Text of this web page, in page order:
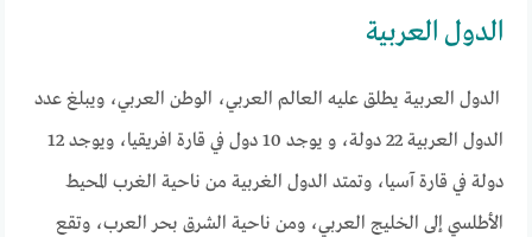
الدول العربية
الدول العربية يطلق عليه العالم العربي، الوطن العربي، ويبلغ عدد
الدول العربية 22 دولة، و يوجد 10 دول في قارة افريقيا، ويوجد 12
دولة في قارة آسيا، وتمتد الدول الغربية من ناحية الغرب المحيط
الأطلسي إلى الخليج العربي، ومن ناحية الشرق بحر العرب، وتقع